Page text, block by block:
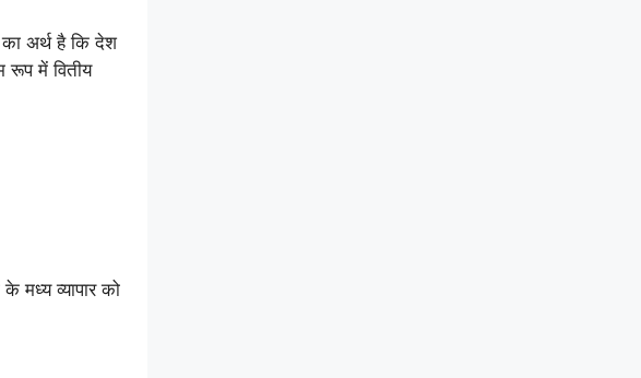
अर्थ है कि देश
में वितीय
मध्य व्यापार को